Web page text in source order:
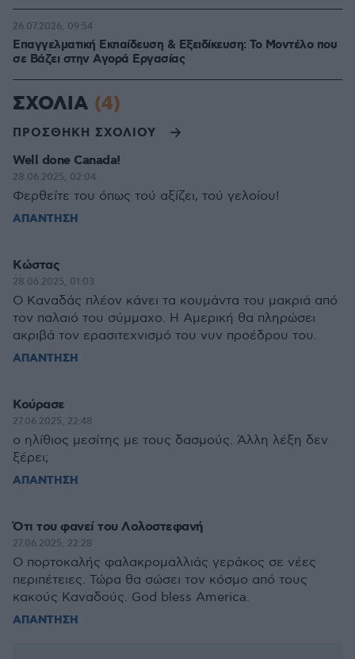
Επαγγελματική Εκπαίδευση & Εξειδίκευση: Το Mοντέλο που
σε Bάζει στην Aγορά Eργασίας
26.07.2026, 09:54
ΣΧΟΛΙΑ (4)
ΠΡΟΣΘΗΚΗ ΣΧΟΛΙΟΥ
Well done Canada!
28.06.2025, 02:04
Φερθείτε του όπως τού αξίζει, τού γελοίου!
ΑΠΑΝΤΗΣΗ
Κώστας
28.06.2025, 01:03
Ο Καναδάς πλέον κάνει τα κουμάντα του μακριά από
τον παλαιό του σύμμαχο. Η Αμερική θα πληρώσει
ακριβά τον ερασιτεχνισμό του νυν προέδρου του.
ΑΠΑΝΤΗΣΗ
Κούρασε
27.06.2025, 22:48
ο ηλίθιος μεσίτης με τους δασμούς. Άλλη λέξη δεν
ξέρει;
ΑΠΑΝΤΗΣΗ
Ότι του φανεί του Λολοστεφανή
27.06.2025, 22:28
Ο πορτοκαλής φαλακρομαλλιάς γεράκος σε νέες
περιπέτειες. Τώρα θα σώσει τον κόσμο από τους
κακούς Καναδούς. God bless America.
ΑΠΑΝΤΗΣΗ